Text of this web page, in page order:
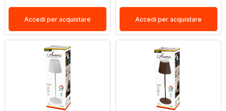
Accedi per acquistare Accedi per acquistare